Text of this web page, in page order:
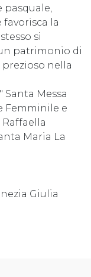
la
si
patrimonio di
nella
Messa
Femminile e
Maria La
Giulia